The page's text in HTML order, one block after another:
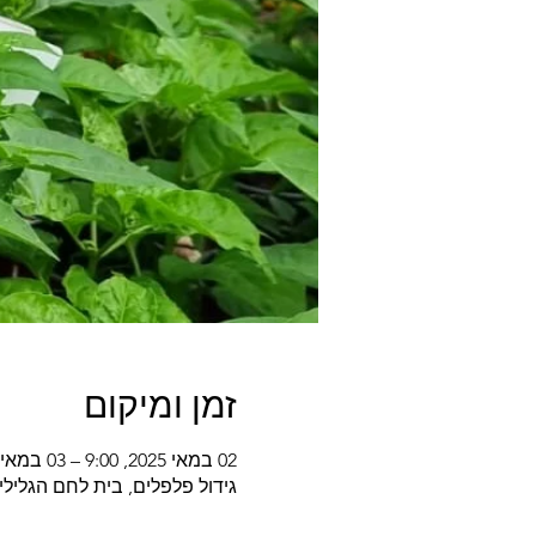
זמן ומיקום
02 במאי 2025, 9:00 – 03 במאי 2025, 0:00
גידול פלפלים, בית לחם